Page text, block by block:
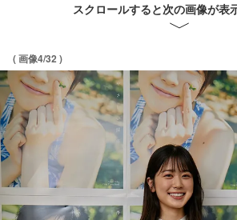
スクロールすると次の画像が表
( 画像4/32 )